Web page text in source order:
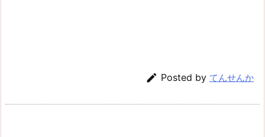
 Posted by てんせんか